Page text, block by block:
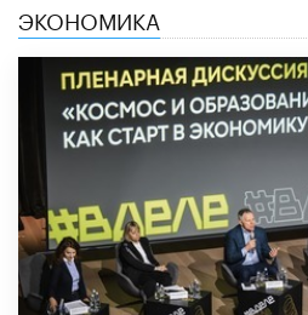
ЭКОНОМИКА